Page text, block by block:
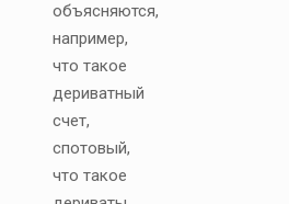
объясняются,
например,
что такое
дериватный
счет,
спотовый,
что такое